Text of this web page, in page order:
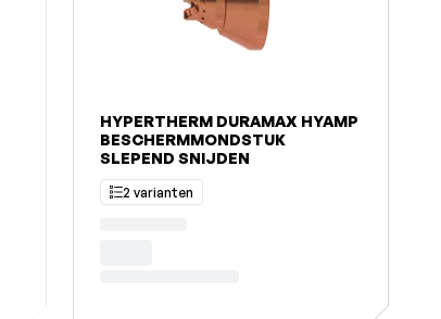
HYPERTHERM DURAMAX HYAMP
BESCHERMMONDSTUK
SLEPEND SNIJDEN
2 varianten